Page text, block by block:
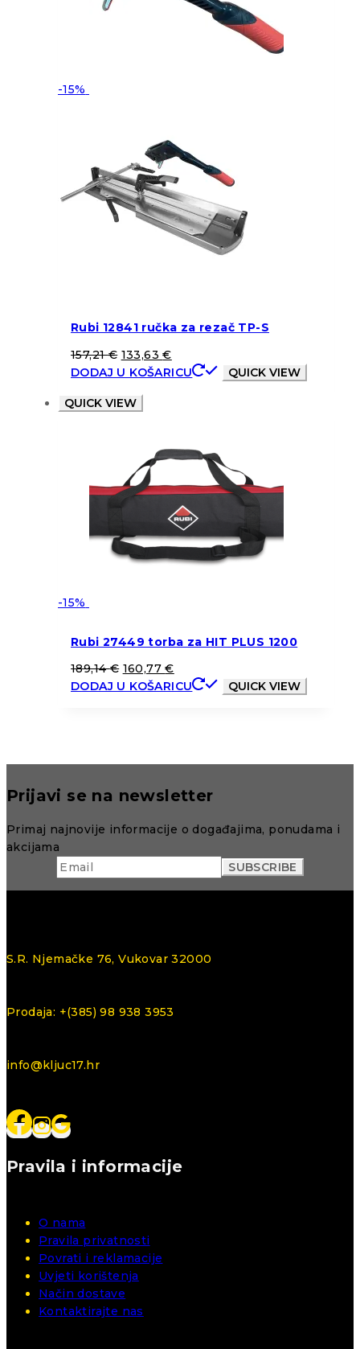
-15%
Rubi 12841 ručka za rezač TP-S
157,21€ 133,63€
DODAJ U KOŠARICU
QUICK VIEW
QUICK VIEW
-15%
Rubi 27449 torba za HIT PLUS 1200
189,14€ 160,77€
DODAJ U KOŠARICU
QUICK VIEW
Prijavi se na newsletter
Primaj najnovije informacije o događajima, ponudama i
akcijama
S.R. Njemačke 76, Vukovar 32000
Prodaja: +(385) 98 938 3953
info@kljuc17.hr
Pravila i informacije
O nama
Pravila privatnosti
Povrati i reklamacije
Uvjeti korištenja
Način dostave
Kontaktirajte nas